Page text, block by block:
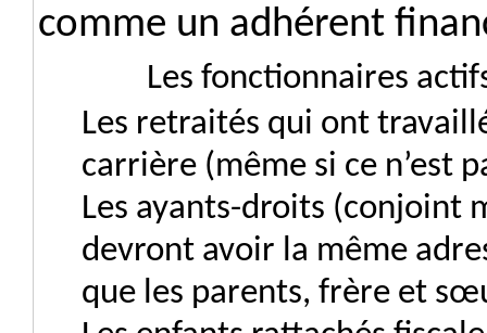
comme un adhérent
Les fonctionnaires
Les retraités qui ont
carrière (même si ce n’est
Les ayants-droits (conjoint
devront avoir la même
que les parents, frère et